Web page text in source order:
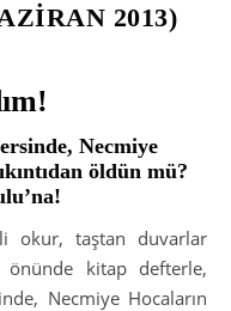
2013)
Necmiye
öldün mü?
önünde kitap defterle,
Necmiye Hocaların